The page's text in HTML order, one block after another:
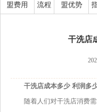
盟费用 流程 盟优势
干洗店
干洗店成本多少 利润多
随着人们对干洗店消费需